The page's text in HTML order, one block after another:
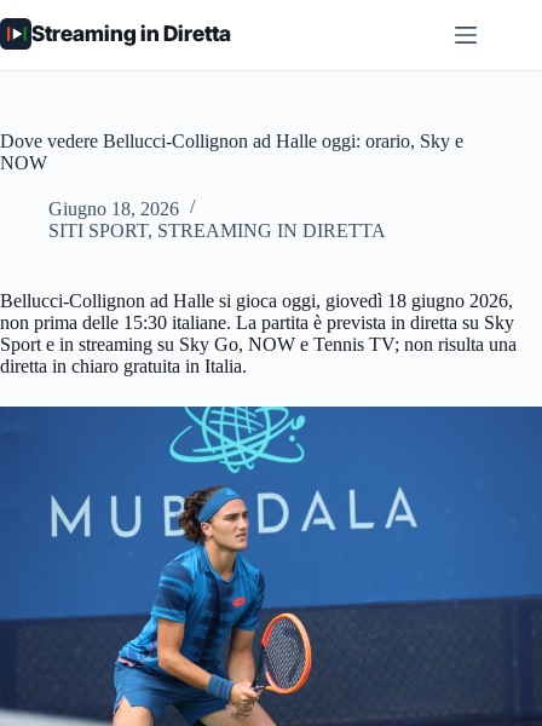
al
contenuto
Streaming in Diretta
Dove vedere Bellucci-Collignon ad Halle oggi: orario, Sky e
NOW
Giugno 18, 2026
SITI SPORT, STREAMING IN DIRETTA
Bellucci-Collignon ad Halle si gioca oggi, giovedì 18 giugno 2026,
non prima delle 15:30 italiane. La partita è prevista in diretta su Sky
Sport e in streaming su Sky Go, NOW e Tennis TV; non risulta una
diretta in chiaro gratuita in Italia.